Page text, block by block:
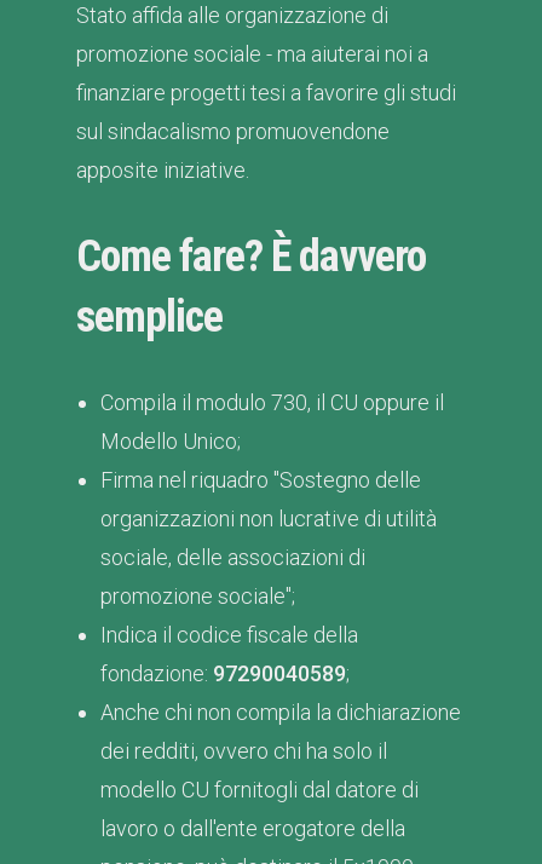
Stato affida alle organizzazione di
promozione sociale - ma aiuterai noi a
finanziare progetti tesi a favorire gli studi
sul sindacalismo promuovendone
apposite iniziative.
Come fare? È davvero
semplice
Compila il modulo 730, il CU oppure il
Modello Unico;
Firma nel riquadro "Sostegno delle
organizzazioni non lucrative di utilità
sociale, delle associazioni di
promozione sociale";
Indica il codice fiscale della
fondazione: 97290040589;
Anche chi non compila la dichiarazione
dei redditi, ovvero chi ha solo il
modello CU fornitogli dal datore di
lavoro o dall'ente erogatore della